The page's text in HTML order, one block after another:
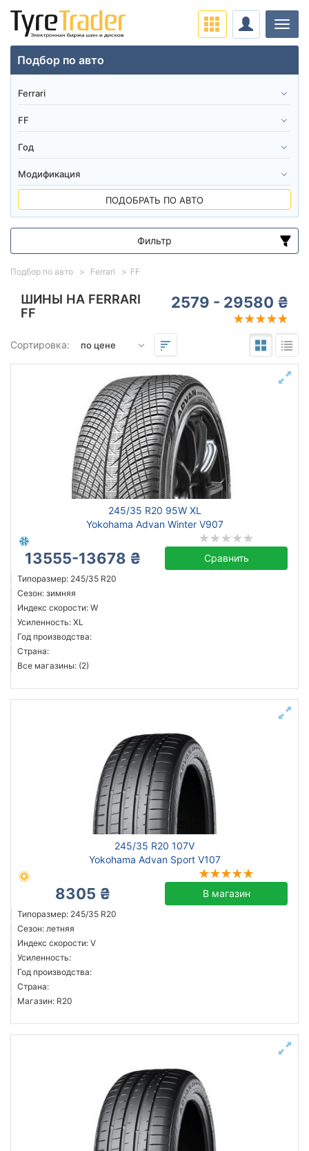
ШИНЫ НА FERRARI
FF
2579 - 29580 ₴
Сортировка:
245/35 R20 95W XL
Yokohama Advan Winter V907
13555-13678 ₴ Сравнить
Типоразмер: 245/35 R20
Сезон: зимняя
Индекс скорости: W
Усиленность: XL
Год производства:
Страна:
Все магазины: (2)
245/35 R20 107V
Yokohama Advan Sport V107
8305 ₴ В магазин
Типоразмер: 245/35 R20
Сезон: летняя
Индекс скорости: V
Усиленность:
Год производства:
Страна:
Магазин: R20
Подбор по авто Ferrari FF
Подбор по авто
ПОДОБРАТЬ ПО АВТО
Фильтр
Диапазон цен
от
всесезонная
зимняя нешип
Michelin
Continental
Goodyear
Grenlander
Sonix
Все бренды
Подобрать